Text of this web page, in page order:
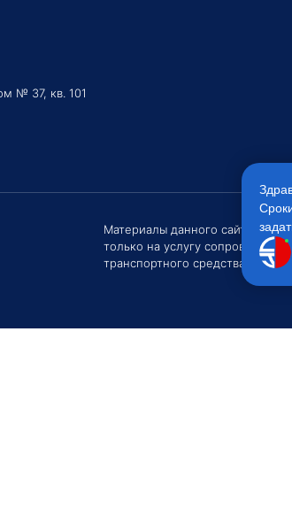
№ 37, кв. 101
Материалы данного сайта
только на услугу
транспортного средства